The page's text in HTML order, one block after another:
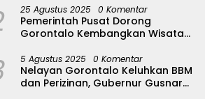
25 Agustus 2025 0 Komentar
Pemerintah Pusat Dorong
Gorontalo Kembangkan Wisata
5 Agustus 2025 0 Komentar
Nelayan Gorontalo Keluhkan BBM
dan Perizinan, Gubernur Gusnar